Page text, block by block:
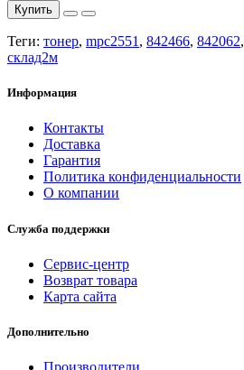
Купить
Теги: тонер, mpc2551 , 842466, 842062,
склад2м
Информация
Контакты
Доставка
Гарантия
Политика конфиденциальности
О компании
Служба поддержки
Сервис-центр
Возврат товара
Карта сайта
Дополнительно
Производители